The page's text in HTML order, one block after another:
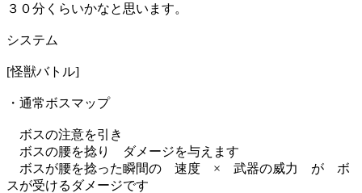
３０分くらいかなと思います。
システム
[怪獣バトル]
・通常ボスマップ
ボスの注意を引き
ボスの腰を捻り ダメージを与えます
ボスが腰を捻った瞬間の 速度 × 武器の威力 が ボ
スが受けるダメージです